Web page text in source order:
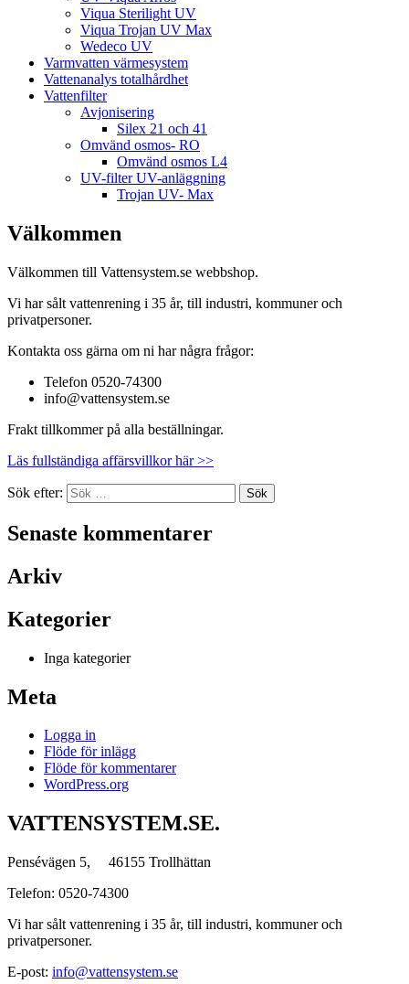
Viqua Sterilight UV
Viqua Trojan UV Max
Wedeco UV
Varmvatten värmesystem
Vattenanalys totalhårdhet
Vattenfilter
Avjonisering
Silex 21 och 41
Omvänd osmos- RO
Omvänd osmos L4
UV-filter UV-anläggning
Trojan UV- Max
Välkommen
Välkommen till Vattensystem.se webbshop.
Vi har sålt vattenrening i 35 år, till industri, kommuner och
privatpersoner.
Kontakta oss gärna om ni har några frågor:
Telefon 0520-74300
info@vattensystem.se
Frakt tillkommer på alla beställningar.
Läs fullständiga affärsvillkor här >>
Sök efter:
Senaste kommentarer
Arkiv
Kategorier
Inga kategorier
Meta
Logga in
Flöde för inlägg
Flöde för kommentarer
WordPress.org
VATTENSYSTEM.SE.
Pensévägen 5, 46155 Trollhättan
Telefon: 0520-74300
Vi har sålt vattenrening i 35 år, till industri, kommuner och
privatpersoner.
E-post: info@vattensystem.se